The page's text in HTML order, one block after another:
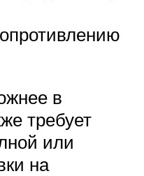
в
требует
или
на